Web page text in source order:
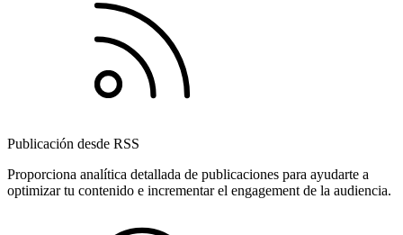
Publicación desde RSS
Proporciona analítica detallada de publicaciones para ayudarte a
optimizar tu contenido e incrementar el engagement de la audiencia.